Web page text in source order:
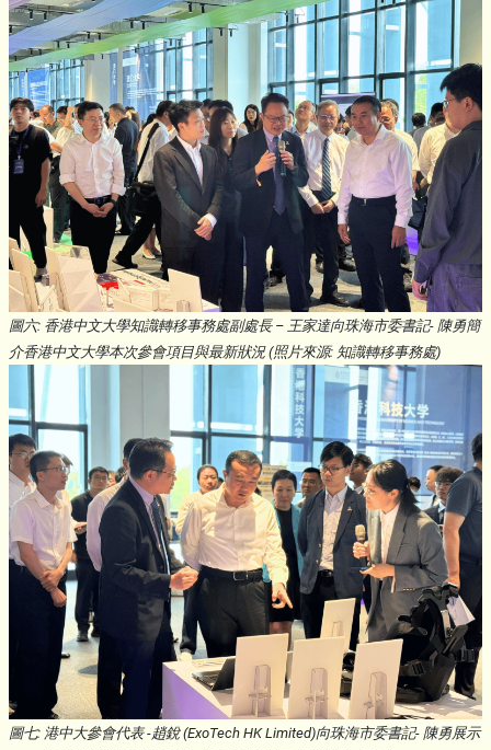
圖六: 香港中文大學知識轉移事務處副處長 – 王家達向珠海市委書記- 陳勇簡
介香港中文大學本次參會項目與最新狀況 (照片來源: 知識轉移事務處)
圖七: 港中大參會代表 -趙銳 (ExoTech HK Limited)向珠海市委書記- 陳勇展示